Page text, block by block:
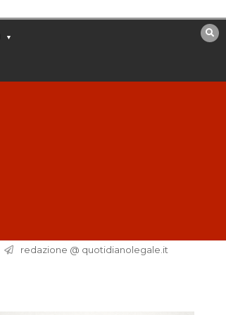
redazione @ quotidianolegale.it